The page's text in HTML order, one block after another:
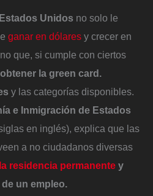
Unidos no solo le
ganar en dólares y crecer en
que, si cumple con ciertos
la green card.
y las categorías disponibles.
e Inmigración de Estados
en inglés), explica que las
a no ciudadanos diversas
residencia permanente y
un empleo.